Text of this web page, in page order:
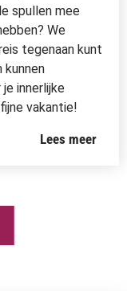
spullen mee
We
tegenaan kunt
kunnen
innerlijke
vakantie!
Lees meer